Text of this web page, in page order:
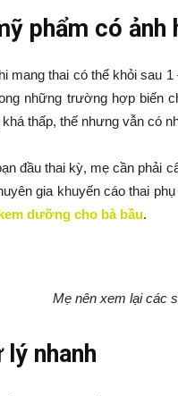
phẩm có
mang thai có thể khỏi sau
những trường hợp biến
thấp, thế nhưng vẫn có
đầu thai kỳ, mẹ cần phải
gia khuyến cáo thai
dưỡng cho bà bầu.
Mẹ nên xem lại các
lý nhanh